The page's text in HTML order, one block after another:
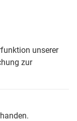
unserer
zur